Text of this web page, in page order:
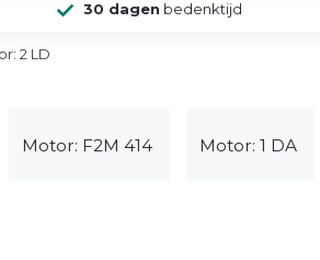
30 dagen bedenktijd
2 LD
Motor: F2M 414 Motor: 1 DA